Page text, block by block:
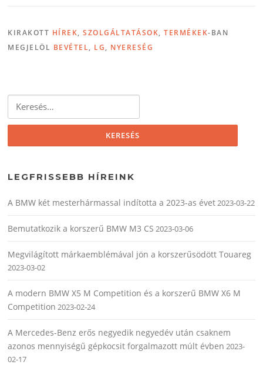
KIRAKOTT HÍREK,SZOLGÁLTATÁSOK,TERMÉKEK-BAN
MEGJELÖL BEVÉTEL, LG, NYERESÉG
Keresés:
LEGFRISSEBB HÍREINK
A BMW két mesterhármassal indította a 2023-as évet2023-03-22
Bemutatkozik a korszerű BMW M3 CS 2023-03-06
Megvilágított márkaemblémával jön a korszerűsödött Touareg
2023-03-02
A modern BMW X5 M Competition és a korszerű BMW X6 M
Competition 2023-02-24
A Mercedes-Benz erős negyedik negyedév után csaknem
azonos mennyiségű gépkocsit forgalmazott múlt évben 2023-
02-17